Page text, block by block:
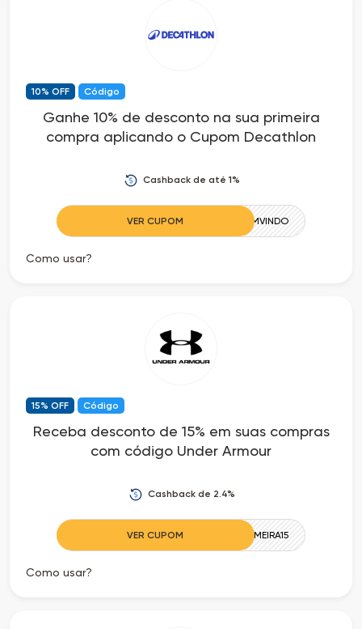
10% OFF Código
Ganhe 10% de desconto na sua primeira
compra aplicando o Cupom Decathlon
Cashback de até 1%
VER CUPOM BEMVINDO
Como usar?
15% OFF Código
Receba desconto de 15% em suas compras
com código Under Armour
Cashback de 2.4%
VER CUPOM PRIMEIRA15
Como usar?